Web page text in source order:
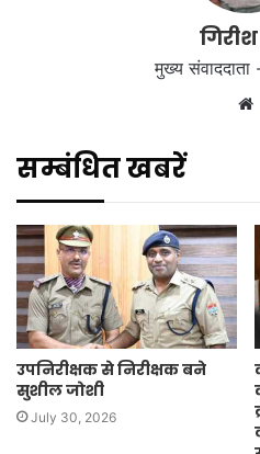
गिरीश
मुख्य संवाददाता
सम्बंधित खबरें
उपनिरीक्षक से निरीक्षक बने
सुशील जोशी
July 30, 2026